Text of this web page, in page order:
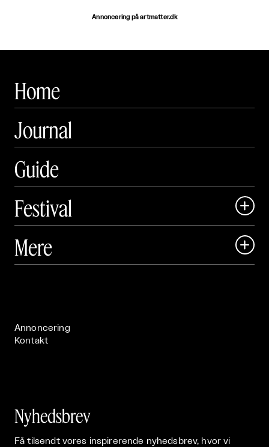
Annoncering på artmatter.dk
Home
Journal
Guide
Festival

 Art Matter Festival
Mere 
Annoncering
Kontakt
Nyhedsbrev
Få tilsendt vores inspirerende nyhedsbrev, hvor vi